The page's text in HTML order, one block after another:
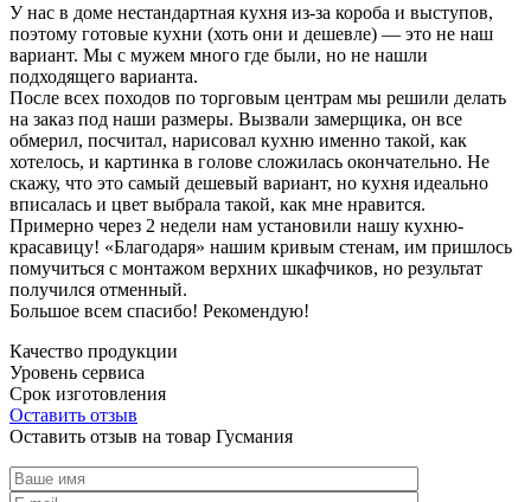
У нас в доме нестандартная кухня из-за короба и выступов,
поэтому готовые кухни (хоть они и дешевле) — это не наш
вариант. Мы с мужем много где были, но не нашли
подходящего варианта.
После всех походов по торговым центрам мы решили делать
на заказ под наши размеры. Вызвали замерщика, он все
обмерил, посчитал, нарисовал кухню именно такой, как
хотелось, и картинка в голове сложилась окончательно. Не
скажу, что это самый дешевый вариант, но кухня идеально
вписалась и цвет выбрала такой, как мне нравится.
Примерно через 2 недели нам установили нашу кухню-
красавицу! «Благодаря» нашим кривым стенам, им пришлось
помучиться с монтажом верхних шкафчиков, но результат
получился отменный.
Большое всем спасибо! Рекомендую!
Качество продукции
Уровень сервиса
Срок изготовления
Оставить отзыв
Оставить отзыв на товар Гусмания